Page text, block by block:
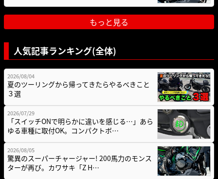
もっと見る
人気記事ランキング(全体)
2026/08/04
夏のツーリングから帰ってきたらやるべきこと
３選
2026/07/29
「スイッチONで明らかに違いを感じる…」あら
ゆる車種に取付OK。コンパクトボ…
2026/08/05
驚異のスーパーチャージャー! 200馬力のモンス
ターが再び。カワサキ「Z H…